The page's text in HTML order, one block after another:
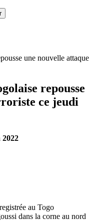
une nouvelle attaque
repousse
ce jeudi
2022
au Togo
dans la corne au nord